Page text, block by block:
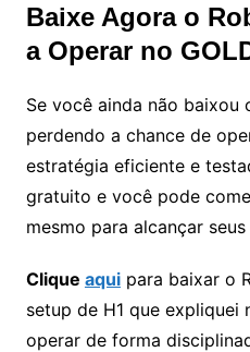
Baixe Agora o
a Operar no
Se você ainda não baixou
perdendo a chance de
estratégia eficiente e
gratuito e você pode
mesmo para alcançar
Clique aquipara baixar o
setup de H1 que
operar de forma